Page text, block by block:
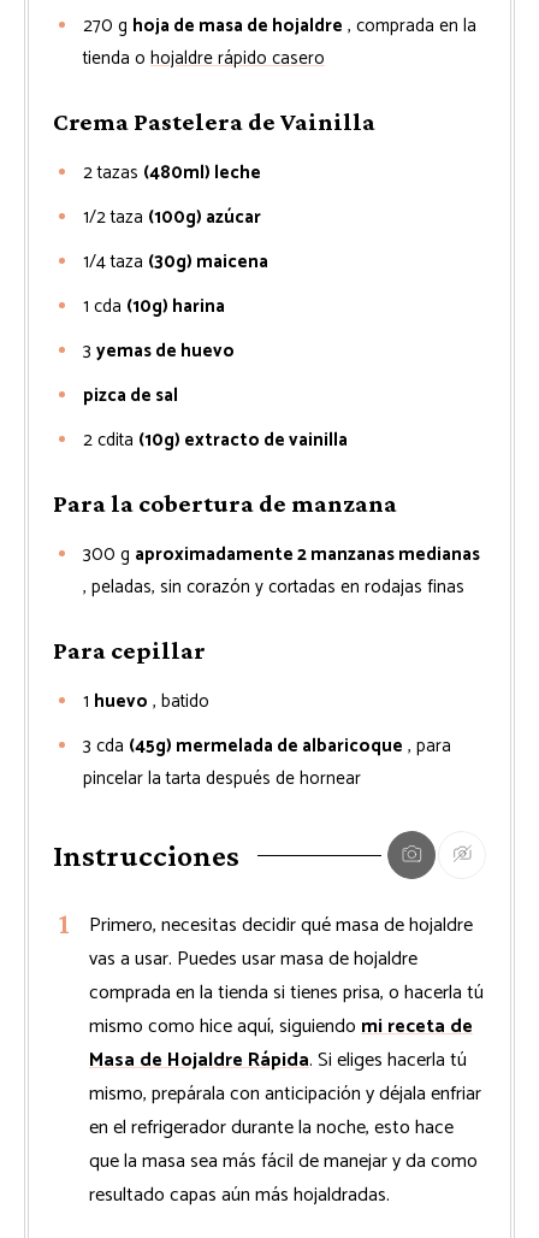
270 g hoja de masa de hojaldre , comprada en la
tienda o hojaldre rápido casero
Crema Pastelera de Vainilla
2tazas (480ml) leche
1/2taza (100g) azúcar
1/4taza (30g) maicena
1 cda (10g) harina
3 yemas de huevo
pizca de sal
2cdita (10g) extracto de vainilla
Para la cobertura de manzana
300 g aproximadamente 2 manzanas medianas
, peladas, sin corazón y cortadas en rodajas finas
Para cepillar
1 huevo , batido
3 cda (45g) mermelada de albaricoque , para
pincelar la tarta después de hornear
Instrucciones
Primero, necesitas decidir qué masa de hojaldre
vas a usar. Puedes usar masa de hojaldre
comprada en la tienda si tienes prisa, o hacerla tú
mismo como hice aquí, siguiendomi receta de
Masa de Hojaldre Rápida. Si eliges hacerla tú
mismo, prepárala con anticipación y déjala enfriar
en el refrigerador durante la noche, esto hace
que la masa sea más fácil de manejar y da como
resultado capas aún más hojaldradas.